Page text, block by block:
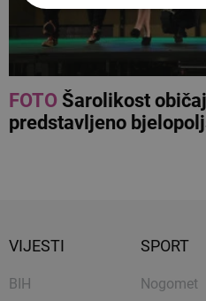
FOTOŠarolikost
predstavljeno
VIJESTI
BIH
SPORT
Nogomet